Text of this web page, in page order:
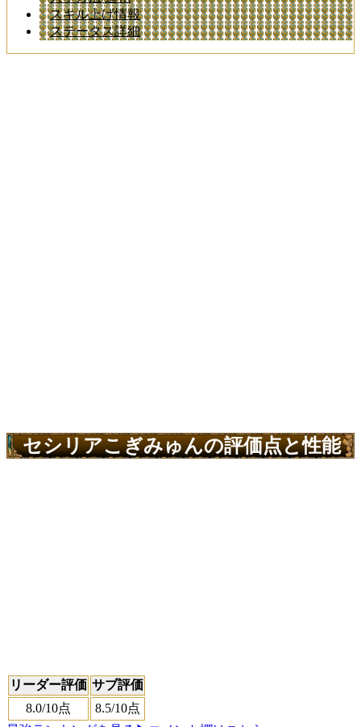
スキル上げ情報
ステータス詳細
セシリアこぎみゅんの評価点と性能
リーダー評価 サブ評価
8.0/10点 8.5/10点